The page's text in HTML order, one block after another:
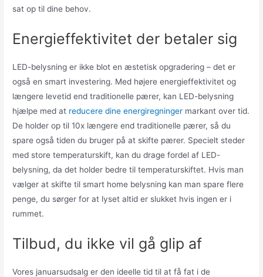
sat op til dine behov.
Energieffektivitet der betaler sig
LED-belysning er ikke blot en æstetisk opgradering – det er
også en smart investering. Med højere energieffektivitet og
længere levetid end traditionelle pærer, kan LED-belysning
hjælpe med at reducere dine energiregninger markant over tid.
De holder op til 10x længere end traditionelle pærer, så du
spare også tiden du bruger på at skifte pærer. Specielt steder
med store temperaturskift, kan du drage fordel af LED-
belysning, da det holder bedre til temperaturskiftet. Hvis man
vælger at skifte til smart home belysning kan man spare flere
penge, du sørger for at lyset altid er slukket hvis ingen er i
rummet.
Tilbud, du ikke vil gå glip af
Vores januarsudsalg er den ideelle tid til at få fat i de